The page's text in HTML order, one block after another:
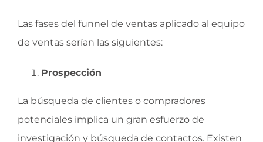
Las fases del funnel de ventas aplicado al equipo
de ventas serían las siguientes:
Prospección
La búsqueda de clientes o compradores
potenciales implica un gran esfuerzo de
investigación y búsqueda de contactos. Existen